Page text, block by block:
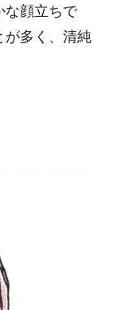
な顔立ちで
が多く、清純